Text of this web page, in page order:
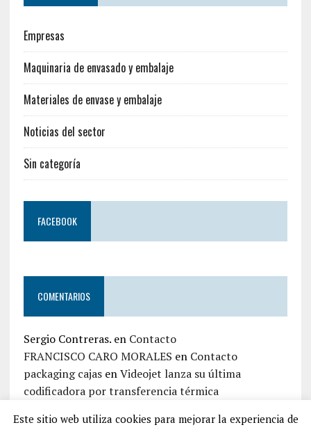
Empresas
Maquinaria de envasado y embalaje
Materiales de envase y embalaje
Noticias del sector
Sin categoría
FACEBOOK
COMENTARIOS
Sergio Contreras.en Contacto
FRANCISCO CARO MORALES en Contacto
packaging cajasenVideojet lanza su última
codificadora por transferencia térmica
Iván Top EmbalajeenContacto
Este sitio web utiliza cookies para mejorar la experiencia de